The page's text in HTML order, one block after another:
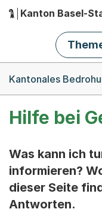
Hauptnavigation
Kanton Basel-
Kantonales
Hilfe bei
Was kann ich
informieren?
dieser Seite
Antworten.